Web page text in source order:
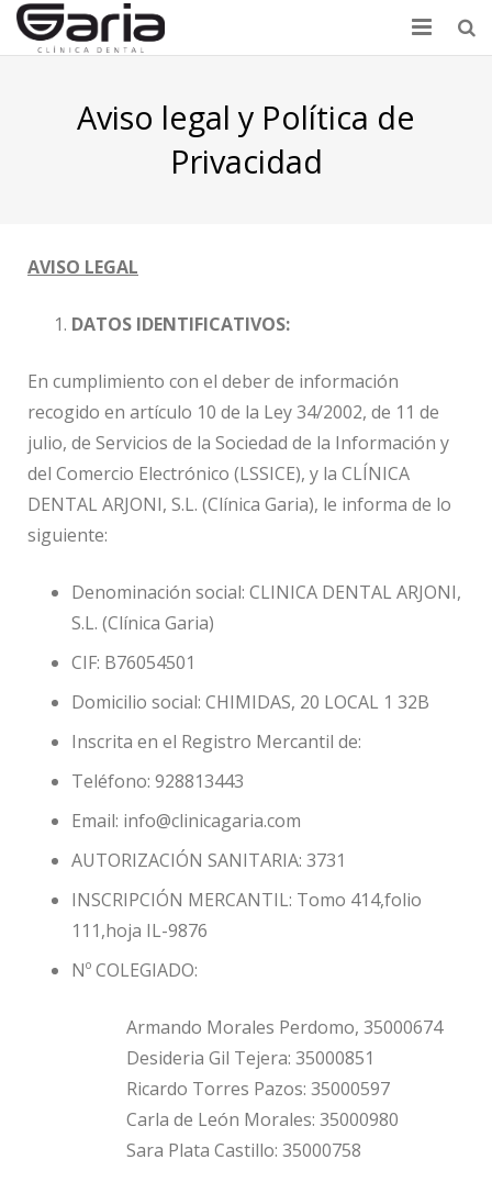
Nuestra filosofía
Contacto
Aviso legal y Política de
Privacidad
AVISO LEGAL
DATOS IDENTIFICATIVOS:
En cumplimiento con el deber de información
recogido en artículo 10 de la Ley 34/2002, de 11 de
julio, de Servicios de la Sociedad de la Información y
del Comercio Electrónico (LSSICE), y la CLÍNICA
DENTAL ARJONI, S.L. (Clínica Garia), le informa de lo
siguiente:
Denominación social: CLINICA DENTAL ARJONI,
S.L. (Clínica Garia)
CIF: B76054501
Domicilio social: CHIMIDAS, 20 LOCAL 1 32B
Inscrita en el Registro Mercantil de:
Teléfono: 928813443
Email: info@clinicagaria.com
AUTORIZACIÓN SANITARIA: 3731
INSCRIPCIÓN MERCANTIL: Tomo 414,folio
111,hoja IL-9876
Nº COLEGIADO:
Armando Morales Perdomo, 35000674
Desideria Gil Tejera: 35000851
Ricardo Torres Pazos: 35000597
Carla de León Morales: 35000980
Sara Plata Castillo: 35000758